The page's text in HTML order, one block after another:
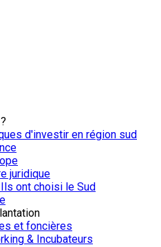
d'investir en région sud
juridique
ont choisi le Sud
et foncières
& Incubateurs